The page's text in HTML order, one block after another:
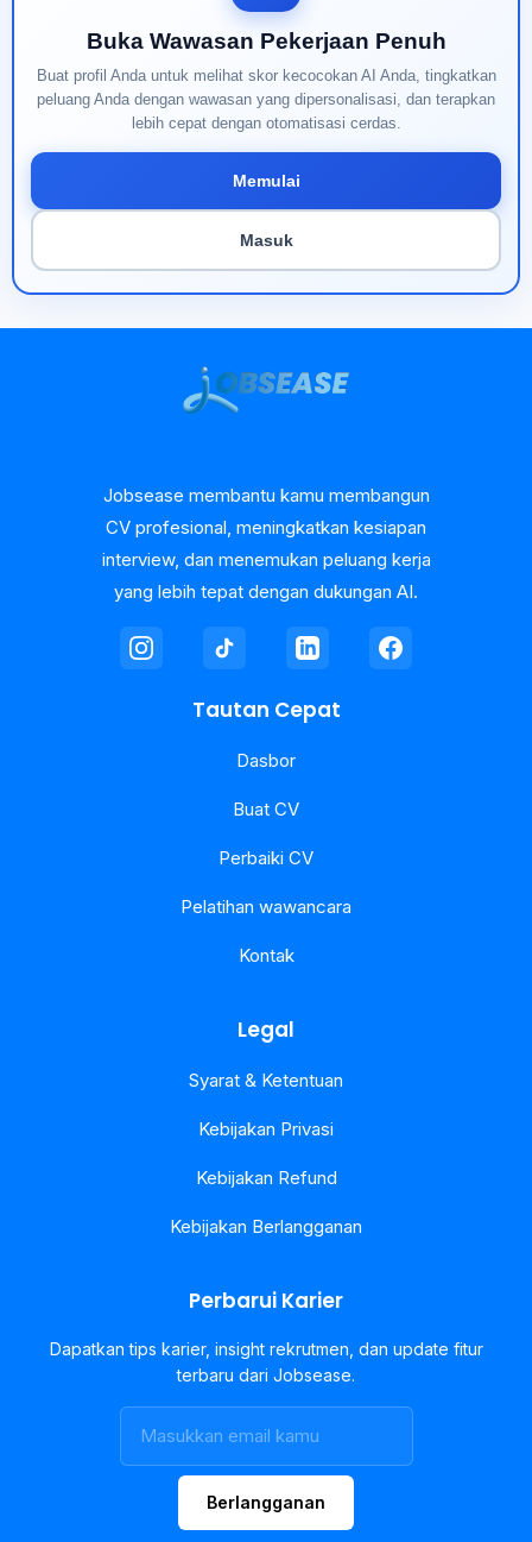
Buka Wawasan Pekerjaan Penuh
Buat profil Anda untuk melihat skor kecocokan AI Anda, tingkatkan
peluang Anda dengan wawasan yang dipersonalisasi, dan terapkan
lebih cepat dengan otomatisasi cerdas.
Memulai
Masuk
Jobsease membantu kamu membangun
CV profesional, meningkatkan kesiapan
interview, dan menemukan peluang kerja
yang lebih tepat dengan dukungan AI.
Tautan Cepat
Dasbor
Buat CV
Perbaiki CV
Pelatihan wawancara
Kontak
Legal
Syarat & Ketentuan
Kebijakan Privasi
Kebijakan Refund
Kebijakan Berlangganan
Perbarui Karier
Dapatkan tips karier, insight rekrutmen, dan update fitur
terbaru dari Jobsease.
Berlangganan